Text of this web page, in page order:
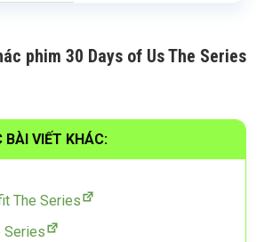
phim 30 Days of Us The Series
BÀI VIẾT KHÁC:
The Series
Series